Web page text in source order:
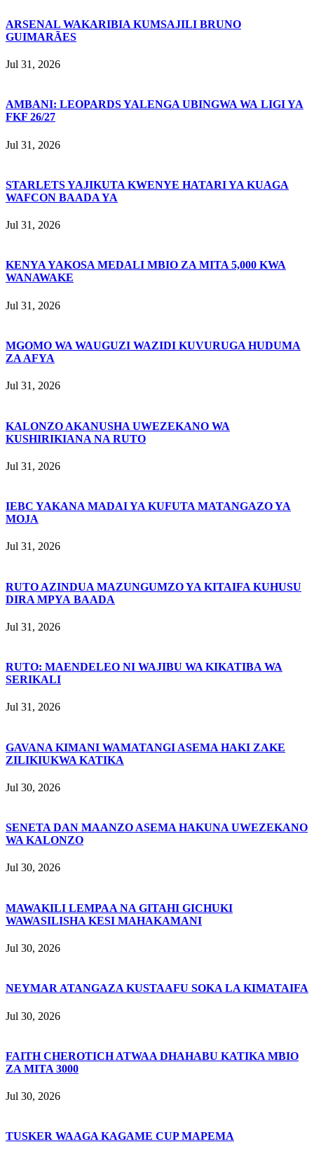
ARSENAL WAKARIBIA KUMSAJILI BRUNO
GUIMARÃES
Jul 31, 2026
AMBANI: LEOPARDS YALENGA UBINGWA WA LIGI YA
FKF 26/27
Jul 31, 2026
STARLETS YAJIKUTA KWENYE HATARI YA KUAGA
WAFCON BAADA YA
Jul 31, 2026
KENYA YAKOSA MEDALI MBIO ZA MITA 5,000 KWA
WANAWAKE
Jul 31, 2026
MGOMO WA WAUGUZI WAZIDI KUVURUGA HUDUMA
ZA AFYA
Jul 31, 2026
KALONZO AKANUSHA UWEZEKANO WA
KUSHIRIKIANA NA RUTO
Jul 31, 2026
IEBC YAKANA MADAI YA KUFUTA MATANGAZO YA
MOJA
Jul 31, 2026
RUTO AZINDUA MAZUNGUMZO YA KITAIFA KUHUSU
DIRA MPYA BAADA
Jul 31, 2026
RUTO: MAENDELEO NI WAJIBU WA KIKATIBA WA
SERIKALI
Jul 31, 2026
GAVANA KIMANI WAMATANGI ASEMA HAKI ZAKE
ZILIKIUKWA KATIKA
Jul 30, 2026
SENETA DAN MAANZO ASEMA HAKUNA UWEZEKANO
WA KALONZO
Jul 30, 2026
MAWAKILI LEMPAA NA GITAHI GICHUKI
WAWASILISHA KESI MAHAKAMANI
Jul 30, 2026
NEYMAR ATANGAZA KUSTAAFU SOKA LA KIMATAIFA
Jul 30, 2026
FAITH CHEROTICH ATWAA DHAHABU KATIKA MBIO
ZA MITA 3000
Jul 30, 2026
TUSKER WAAGA KAGAME CUP MAPEMA